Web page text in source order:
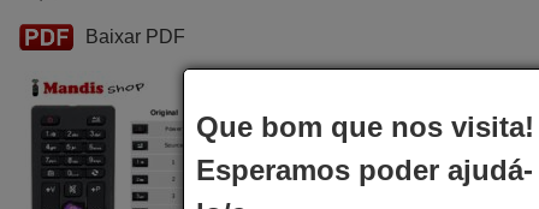
Baixar PDF
Que bom que nos visita!
Esperamos poder ajudá-